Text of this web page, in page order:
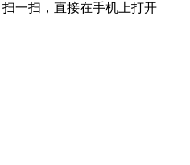
扫一扫，直接在手机上打开